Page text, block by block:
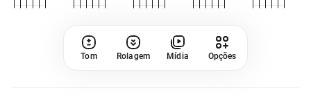
Tom Rolagem Mídia Opções